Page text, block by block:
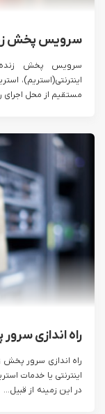
سرویس پخش
سرویس پخش زنده
اینترنتی(استریم)،
مستقیم از محل اجرای
راه اندازی
راه اندازی سرور پخش
اینترنتی یا خدمات
در این زمینه از قبیل...